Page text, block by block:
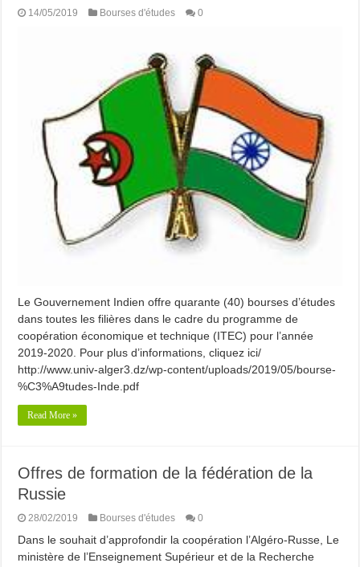
14/05/2019 Bourses d'études 0
Le Gouvernement Indien offre quarante (40) bourses d’études
dans toutes les filières dans le cadre du programme de
coopération économique et technique (ITEC) pour l’année
2019-2020. Pour plus d’informations, cliquez ici/
http://www.univ-alger3.dz/wp-content/uploads/2019/05/bourse-
%C3%A9tudes-Inde.pdf
Read More »
Offres de formation de la fédération de la
Russie
28/02/2019 Bourses d'études 0
Dans le souhait d’approfondir la coopération l’Algéro-Russe, Le
ministère de l’Enseignement Supérieur et de la Recherche